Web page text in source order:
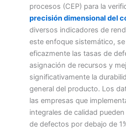
procesos (CEP) para la
precisión dimensional del
diversos indicadores de
este enfoque sistemático,
eficazmente las tasas de
asignación de recursos y
significativamente la
general del producto. Los
las empresas que
integrales de calidad
de defectos por debajo de